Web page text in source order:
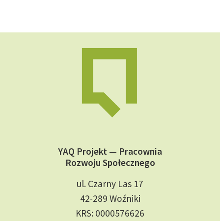
YAQ Projekt — Pracownia
Rozwoju Społecznego
ul. Czarny Las 17
42-289 Woźniki
KRS: 0000576626